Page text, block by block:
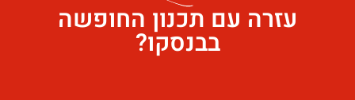
עזרה עם תכנון החופשה
בבנסקו?